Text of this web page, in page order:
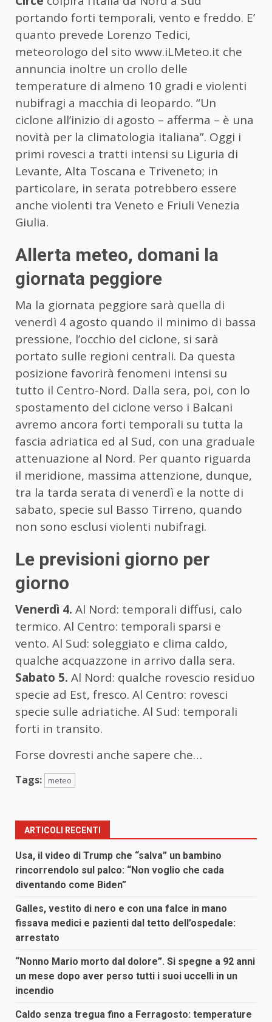
portando forti temporali, vento e freddo. E’
quanto prevede Lorenzo Tedici,
meteorologo del sito www.iLMeteo.it che
annuncia inoltre un crollo delle
temperature di almeno 10 gradi e violenti
nubifragi a macchia di leopardo. “Un
ciclone all’inizio di agosto – afferma – è una
novità per la climatologia italiana”. Oggi i
primi rovesci a tratti intensi su Liguria di
Levante, Alta Toscana e Triveneto; in
particolare, in serata potrebbero essere
anche violenti tra Veneto e Friuli Venezia
Giulia.
Allerta meteo, domani la
giornata peggiore
Ma la giornata peggiore sarà quella di
venerdì 4 agosto quando il minimo di bassa
pressione, l’occhio del ciclone, si sarà
portato sulle regioni centrali. Da questa
posizione favorirà fenomeni intensi su
tutto il Centro-Nord. Dalla sera, poi, con lo
spostamento del ciclone verso i Balcani
avremo ancora forti temporali su tutta la
fascia adriatica ed al Sud, con una graduale
attenuazione al Nord. Per quanto riguarda
il meridione, massima attenzione, dunque,
tra la tarda serata di venerdì e la notte di
sabato, specie sul Basso Tirreno, quando
non sono esclusi violenti nubifragi.
Le previsioni giorno per
giorno
Venerdì 4. Al Nord: temporali diffusi, calo
termico. Al Centro: temporali sparsi e
vento. Al Sud: soleggiato e clima caldo,
qualche acquazzone in arrivo dalla sera.
Sabato 5. Al Nord: qualche rovescio residuo
specie ad Est, fresco. Al Centro: rovesci
specie sulle adriatiche. Al Sud: temporali
forti in transito.
Forse dovresti anche sapere che…
Tags: meteo
ARTICOLI RECENTI
Usa, il video di Trump che “salva” un bambino
rincorrendolo sul palco: “Non voglio che cada
diventando come Biden”
Galles, vestito di nero e con una falce in mano
fissava medici e pazienti dal tetto dell’ospedale:
arrestato
“Nonno Mario morto dal dolore”. Si spegne a 92 anni
un mese dopo aver perso tutti i suoi uccelli in un
incendio
Caldo senza tregua fino a Ferragosto: temperature